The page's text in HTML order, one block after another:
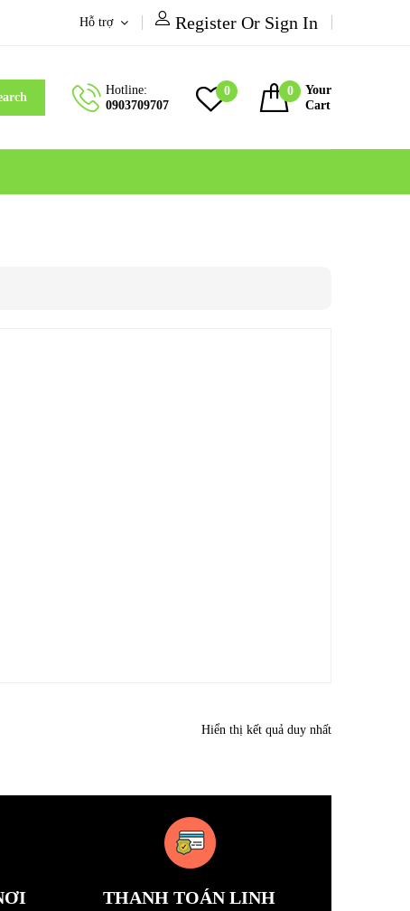
Hỗ trợ Register Or Sign In
Hotline:
0903709707
0 0
Your
Cart
Hiển thị kết quả duy nhất
THANH TOÁN LINH